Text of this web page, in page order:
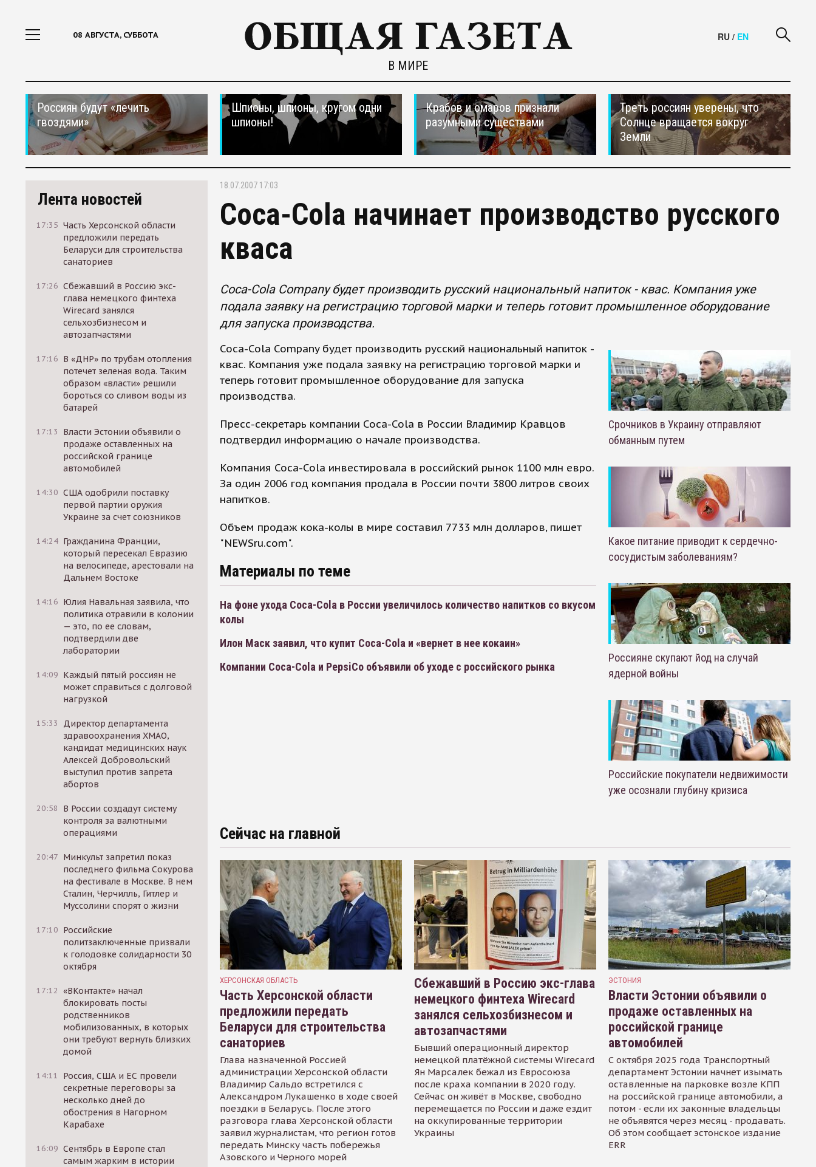
08 АВГУСТА, СУББОТА
В МИРЕ
RU / EN
Россиян будут «лечить
гвоздями»
Шпионы, шпионы, кругом одни
шпионы!
Крабов и омаров признали
разумными существами
Треть россиян уверены, что
Солнце вращается вокруг
Земли
Лента новостей
17:35 Часть Херсонской области
предложили передать
Беларуси для строительства
санаториев
17:26 Сбежавший в Россию экс-
глава немецкого финтеха
Wirecard занялся
сельхозбизнесом и
автозапчастями
17:16 В «ДНР» по трубам отопления
потечет зеленая вода. Таким
образом «власти» решили
бороться со сливом воды из
батарей
17:13
Власти Эстонии объявили о
продаже оставленных на
российской границе
автомобилей
14:30 США одобрили поставку
первой партии оружия
Украине за счет союзников
14:24 Гражданина Франции,
который пересекал Евразию
на велосипеде, арестовали на
Дальнем Востоке
14:16 Юлия Навальная заявила, что
политика отравили в колонии
— это, по ее словам,
подтвердили две
лаборатории
14:09 Каждый пятый россиян не
может справиться с долговой
нагрузкой
15:33
Директор департамента
здравоохранения ХМАО,
кандидат медицинских наук
Алексей Добровольский
выступил против запрета
абортов
20:58
В России создадут систему
контроля за валютными
операциями
20:47 Минкульт запретил показ
последнего фильма Сокурова
на фестивале в Москве. В нем
Сталин, Черчилль, Гитлер и
Муссолини спорят о жизни
17:10 Российские
политзаключенные призвали
к голодовке солидарности 30
октября
17:12 «ВКонтакте» начал
блокировать посты
родственников
мобилизованных, в которых
они требуют вернуть близких
домой
14:11
Россия, США и ЕС провели
секретные переговоры за
несколько дней до
обострения в Нагорном
Карабахе
16:09 Сентябрь в Европе стал
самым жарким в истории
18.07.2007 17:03
Coca-Cola начинает производство русского
кваса
Coca-Cola Company будет производить русский национальный напиток - квас. Компания уже
подала заявку на регистрацию торговой марки и теперь готовит промышленное оборудование
для запуска производства.
Coca-Cola Company будет производить русский национальный напиток -
квас. Компания уже подала заявку на регистрацию торговой марки и
теперь готовит промышленное оборудование для запуска
производства.
Пресс-секретарь компании Coca-Cola в России Владимир Кравцов
подтвердил информацию о начале производства.
Компания Coca-Cola инвестировала в российский рынок 1100 млн евро.
За один 2006 год компания продала в России почти 3800 литров своих
напитков.
Объем продаж кока-колы в мире составил 7733 млн долларов, пишет
"NEWSru.com".
Материалы по теме
На фоне ухода Coca-Cola в России увеличилось количество напитков со вкусом
колы
Илон Маск заявил, что купит Coca-Cola и «вернет в нее кокаин»
Компании Coca-Cola и PepsiCo объявили об уходе с российского рынка
Срочников в Украину отправляют
обманным путем
Какое питание приводит к сердечно-
сосудистым заболеваниям?
Россияне скупают йод на случай
ядерной войны
Российские покупатели недвижимости
уже осознали глубину кризиса
Сейчас на главной
ХЕРСОНСКАЯ ОБЛАСТЬ
Часть Херсонской области
предложили передать
Беларуси для строительства
санаториев
Глава назначенной Россией
администрации Херсонской области
Владимир Сальдо встретился с
Александром Лукашенко в ходе своей
поездки в Беларусь. После этого
разговора глава Херсонской области
заявил журналистам, что регион готов
передать Минску часть побережья
Азовского и Черного морей
Сбежавший в Россию экс-глава
немецкого финтеха Wirecard
занялся сельхозбизнесом и
автозапчастями
Бывший операционный директор
немецкой платёжной системы Wirecard
Ян Марсалек бежал из Евросоюза
после краха компании в 2020 году.
Сейчас он живёт в Москве, свободно
перемещается по России и даже ездит
на оккупированные территории
Украины
ЭСТОНИЯ
Власти Эстонии объявили о
продаже оставленных на
российской границе
автомобилей
С октября 2025 года Транспортный
департамент Эстонии начнет изымать
оставленные на парковке возле КПП
на российской границе автомобили, а
потом - если их законные владельцы
не объявятся через месяц - продавать.
Об этом сообщает эстонское издание
ERR